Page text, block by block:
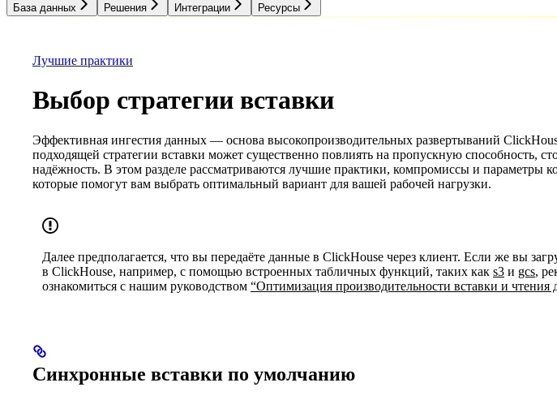
База данных Решения Интеграции Ресурсы
Лучшие практики
Выбор стратегии вставки
Эффективная ингестия данных — основа высокопроизводительных развертываний
подходящей стратегии вставки может существенно повлиять на пропускную способность,
надёжность. В этом разделе рассматриваются лучшие практики, компромиссы и параметры
которые помогут вам выбрать оптимальный вариант для вашей рабочей нагрузки.
Далее предполагается, что вы передаёте данные в ClickHouse через клиент. Если же вы
в ClickHouse, например, с помощью встроенных табличных функций, таких как s3 и gcs,
ознакомиться с нашим руководством “Оптимизация производительности вставки и чтения
Синхронные вставки по умолчанию